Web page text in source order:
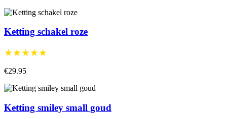
Ketting schakel roze
★★★★★
€29.95
Ketting smiley small goud